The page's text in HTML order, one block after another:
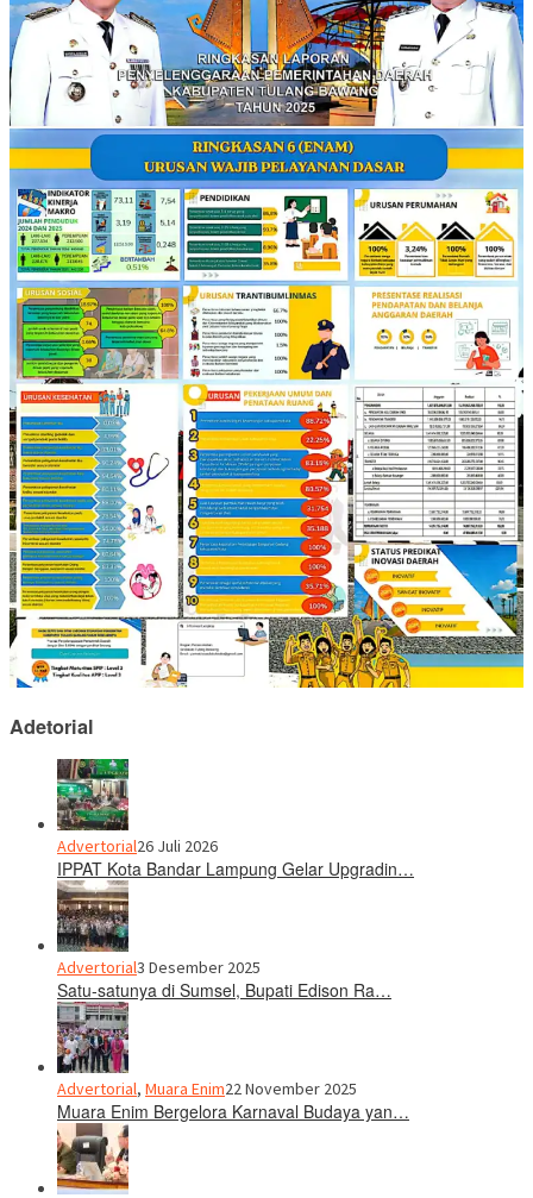
Adetorial
Advertorial26 Juli 2026
IPPAT Kota Bandar Lampung Gelar Upgradin…
Advertorial3 Desember 2025
Satu-satunya di Sumsel, Bupati Edison Ra…
Advertorial, Muara Enim22 November 2025
Muara Enim Bergelora Karnaval Budaya yan…